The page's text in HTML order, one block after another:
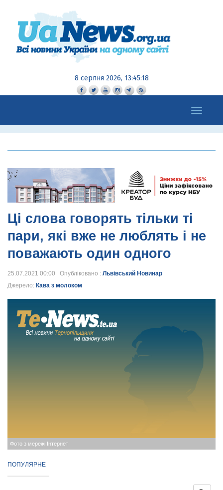
8 серпня 2026, 13:45:19
Toggle
navigation
Ці слова говорять тільки ті
пари, які вже не люблять і не
поважають один одного
25.07.2021 00:00 Опубліковано : Львівський Новинар
Джерело: Кава з молоком
Фото з мережі Інтернет
ПОПУЛЯРНЕ